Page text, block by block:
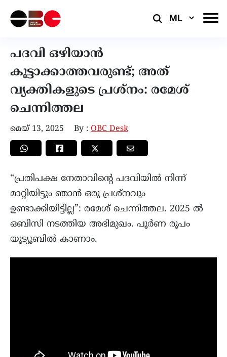
Select
പദവി ഒഴിയാൻ
കൂട്ടാക്കാത്തവരുണ്ട്; അത്
വ്യക്തികളുടെ പ്രശ്നം: രമേശ്
ചെന്നിത്തല
മെയ്‌ 13, 2025 By : OBC Desk
“പ്രതിപക്ഷ നേതാവിന്റെ പദവിയിൽ നിന്ന്
മാറ്റിയിട്ടും ഞാൻ ഒരു പ്രശ്നവും
ഉണ്ടാക്കിയിട്ടില്ല”: രമേശ്‌ ചെന്നിത്തല. 2025 ൽ
ഒബിസി നടത്തിയ അഭിമുഖം. പൂർണ രൂപം
യൂട്യൂബിൽ കാണാം.